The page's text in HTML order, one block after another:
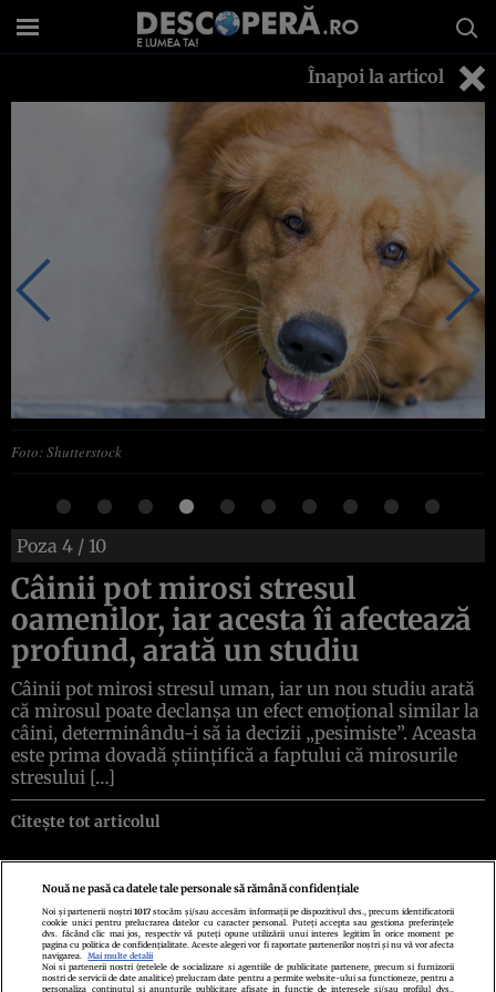
Înapoi la articol
Foto: Shutterstock
Poza 4 / 10
Câinii pot mirosi stresul
oamenilor, iar acesta îi afectează
profund, arată un studiu
Câinii pot mirosi stresul uman, iar un nou studiu arată
că mirosul poate declanșa un efect emoțional similar la
câini, determinându-i să ia decizii „pesimiste”. Aceasta
este prima dovadă științifică a faptului că mirosurile
stresului […]
Citește tot articolul
Politica de confidenţialitatePolitica de cookiesTermeni şi condiţii
Echipa redacționalăContactSetări Cookies
Nouă ne pasă ca datele tale personale să rămână confidențiale
Noi și partenerii noștri1017 stocăm și/sau accesăm informații pe dispozitivul dvs., precum identificatorii
cookie unici pentru prelucrarea datelor cu caracter personal. Puteți accepta sau gestiona preferințele
dvs. făcând clic mai jos, respectiv vă puteți opune utilizării unui interes legitim în orice moment pe
pagina cu politica de confidențialitate. Aceste alegeri vor fi raportate partenerilor noștri și nu vă vor afecta
navigarea.
Mai multe detalii
Noi si partenerii nostri (retelele de socializare si agentiile de publicitate partenere, precum si furnizorii
nostri de servicii de date analitice) prelucram date pentru a permite website-ului sa functioneze, pentru a
personaliza continutul si anunturile publicitare afisate in functie de interesele si/sau profilul dvs.,